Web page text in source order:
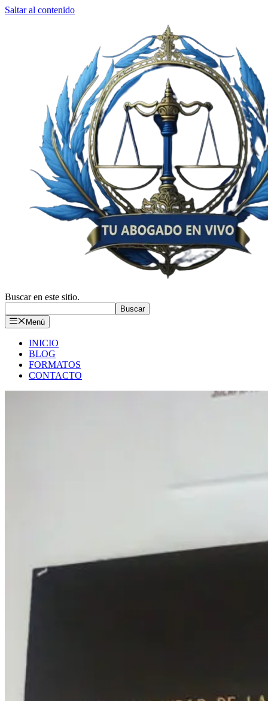
Saltar al contenido
Buscar en este sitio.
Buscar
Menú
INICIO
BLOG
FORMATOS
CONTACTO